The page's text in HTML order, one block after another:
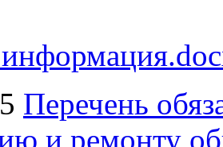
Перечень
и ремонту